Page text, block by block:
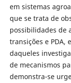
em sistemas
que se trata de
possibilidades de
transições e PDA,
daqueles
de mecanismos
demonstra-se